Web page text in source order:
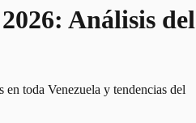
Análisis del
en toda Venezuela y tendencias del